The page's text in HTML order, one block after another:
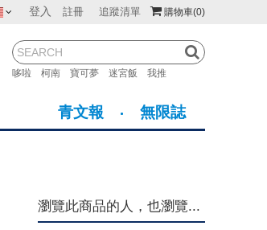
購物車(0)
登入 註冊 追蹤清單
哆啦 柯南 寶可夢 迷宮飯 我推
紐西蘭 馬來西亞
菲律賓
青文報 無限誌
瀏覽此商品的人，也瀏覽...